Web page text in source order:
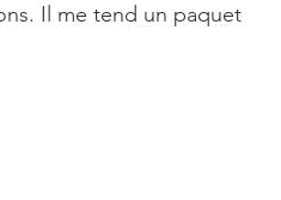
Il me tend un paquet